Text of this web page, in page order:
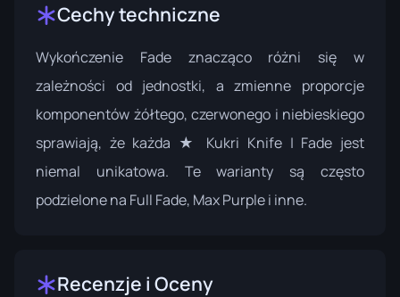
Cechy techniczne
Wykończenie Fade znacząco różni się w
zależności od jednostki, a zmienne proporcje
komponentów żółtego, czerwonego i niebieskiego
sprawiają, że każda ★ Kukri Knife | Fade jest
niemal unikatowa. Te warianty są często
podzielone na Full Fade, Max Purple i inne.
Recenzje i Oceny